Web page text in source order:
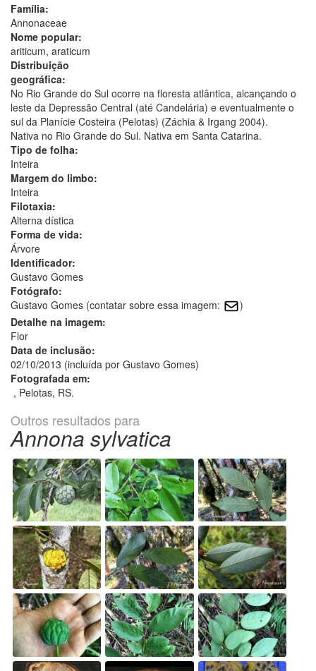
Família:
Annonaceae
Nome popular:
ariticum, araticum
Distribuição
geográfica:
No Rio Grande do Sul ocorre na floresta atlântica, alcançando o
leste da Depressão Central (até Candelária) e eventualmente o
sul da Planície Costeira (Pelotas) (Záchia & Irgang 2004).
Nativa no Rio Grande do Sul. Nativa em Santa Catarina.
Tipo de folha:
Inteira
Margem do limbo:
Inteira
Filotaxia:
Alterna dística
Forma de vida:
Árvore
Identificador:
Gustavo Gomes
Fotógrafo:
Gustavo Gomes (contatar sobre essa imagem:
)
Detalhe na imagem:
Flor
Data de inclusão:
02/10/2013 (incluída por Gustavo Gomes)
Fotografada em:
, Pelotas, RS.
Outros resultados para
Annona sylvatica